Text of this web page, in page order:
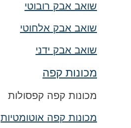
שואב אבק רובוטי
שואב אבק אלחוטי
שואב אבק ידני
מכונות קפה
מכונות קפה קפסולות
מכונות קפה אוטומטיות